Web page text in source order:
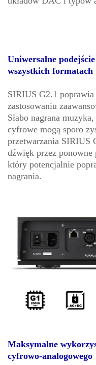
Uniwersalne
wszystkich formatach
SIRIUS G2.1 poprawia
zastosowaniu
Słabo nagrana
cyfrowe mogą sporo
przetwarzania SIRIUS
dźwięk przez ponowne
który potencjalnie
nagrania.
Maksymalne
cyfrowo-analogowego